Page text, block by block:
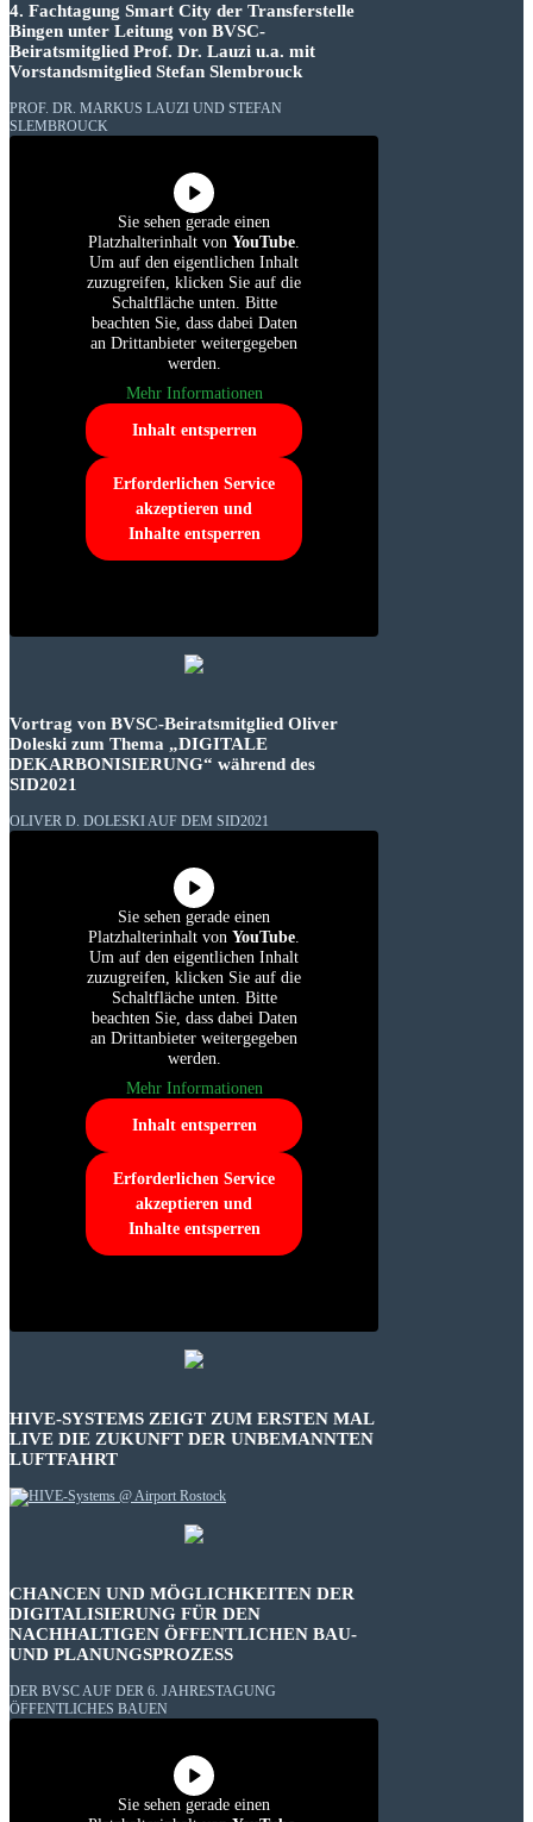
4. Fachtagung Smart City der Transferstelle
Bingen unter Leitung von BVSC-
Beiratsmitglied Prof. Dr. Lauzi u.a. mit
Vorstandsmitglied Stefan Slembrouck
PROF. DR. MARKUS LAUZI UND STEFAN
SLEMBROUCK
Sie sehen gerade einen
Platzhalterinhalt von YouTube.
Um auf den eigentlichen Inhalt
zuzugreifen, klicken Sie auf die
Schaltfläche unten. Bitte
beachten Sie, dass dabei Daten
an Drittanbieter weitergegeben
werden.
Mehr Informationen
Inhalt entsperren
Erforderlichen Service
akzeptieren und
Inhalte entsperren
Vortrag von BVSC-Beiratsmitglied Oliver
Doleski zum Thema „DIGITALE
DEKARBONISIERUNG“ während des
SID2021
OLIVER D. DOLESKI AUF DEM SID2021
Sie sehen gerade einen
Platzhalterinhalt von YouTube.
Um auf den eigentlichen Inhalt
zuzugreifen, klicken Sie auf die
Schaltfläche unten. Bitte
beachten Sie, dass dabei Daten
an Drittanbieter weitergegeben
werden.
Mehr Informationen
Inhalt entsperren
Erforderlichen Service
akzeptieren und
Inhalte entsperren
HIVE-SYSTEMS ZEIGT ZUM ERSTEN MAL
LIVE DIE ZUKUNFT DER UNBEMANNTEN
LUFTFAHRT
CHANCEN UND MÖGLICHKEITEN DER
DIGITALISIERUNG FÜR DEN
NACHHALTIGEN ÖFFENTLICHEN BAU-
UND PLANUNGSPROZESS
DER BVSC AUF DER 6. JAHRESTAGUNG
ÖFFENTLICHES BAUEN
Sie sehen gerade einen